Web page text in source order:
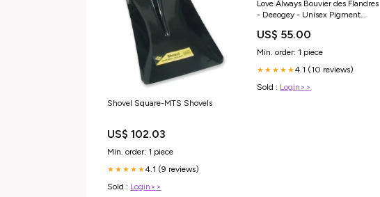
Shovel Square-MTS Shovels
US$ 102.03
Min. order: 1 piece
★★★★★4.1 (9 reviews)
Sold : Login>>
Love Always Bouvier des Flandres
- Deeogey - Unisex Pigment
collection-PrestonLabradoodle
US$ 55.00
Min. order: 1 piece
★★★★★4.1 (10 reviews)
Sold : Login>>